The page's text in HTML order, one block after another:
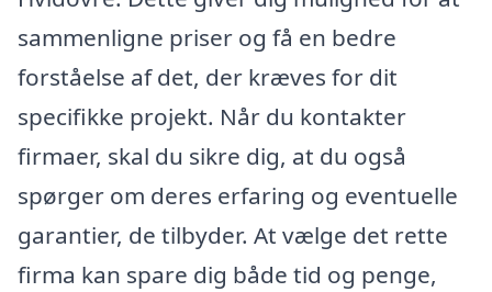
sammenligne priser og få en bedre
forståelse af det, der kræves for dit
specifikke projekt. Når du kontakter
firmaer, skal du sikre dig, at du også
spørger om deres erfaring og eventuelle
garantier, de tilbyder. At vælge det rette
firma kan spare dig både tid og penge,